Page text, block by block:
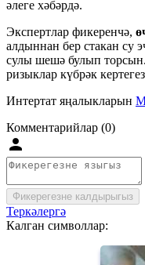
әлеге хәбәрдә.
Экспертлар фикеренчә,
алдыннан бер стакан су
сулы шешә булып торсын.
ризыклар күбрәк
Интертат яңалыкларын
Комментарийлар (0)
Фикерегезне калдырыгыз
Теркәлергә
Калган символлар: